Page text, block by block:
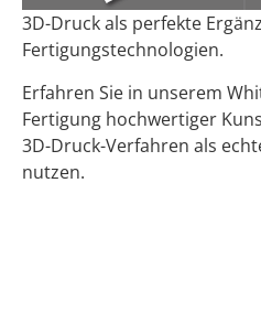
3D-Druck als perfekte
Fertigungstechnologien.
Erfahren Sie in unserem
Fertigung hochwertiger
3D-Druck-Verfahren als
nutzen.